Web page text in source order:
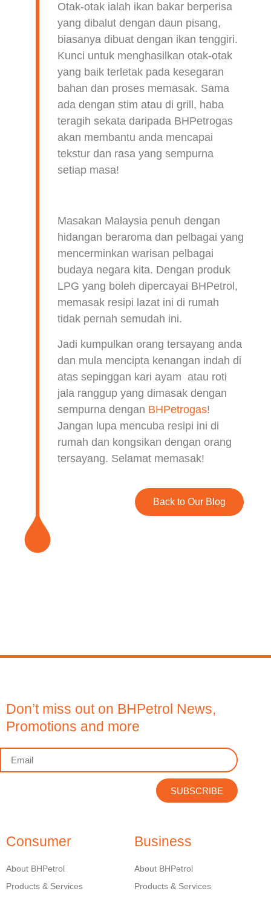
Otak-otak ialah ikan bakar berperisa
yang dibalut dengan daun pisang,
biasanya dibuat dengan ikan tenggiri.
Kunci untuk menghasilkan otak-otak
yang baik terletak pada kesegaran
bahan dan proses memasak. Sama
ada dengan stim atau di grill, haba
teragih sekata daripada BHPetrogas
akan membantu anda mencapai
tekstur dan rasa yang sempurna
setiap masa!
Masakan Malaysia penuh dengan
hidangan beraroma dan pelbagai yang
mencerminkan warisan pelbagai
budaya negara kita. Dengan produk
LPG yang boleh dipercayai BHPetrol,
memasak resipi lazat ini di rumah
tidak pernah semudah ini.
Jadi kumpulkan orang tersayang anda
dan mula mencipta kenangan indah di
atas sepinggan kari ayam atau roti
jala ranggup yang dimasak dengan
sempurna dengan BHPetrogas!
Jangan lupa mencuba resipi ini di
rumah dan kongsikan dengan orang
tersayang. Selamat memasak!
Back to Our Blog
Don’t miss out on BHPetrol News,
Promotions and more
SUBSCRIBE
Consumer
About BHPetrol
Products & Services
Business
About BHPetrol
Products & Services